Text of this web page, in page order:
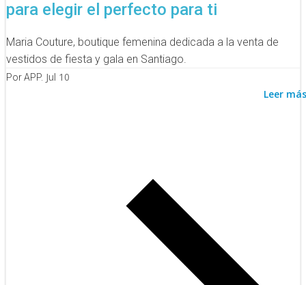
para elegir el perfecto para ti
Maria Couture, boutique femenina dedicada a la venta de
vestidos de fiesta y gala en Santiago.
Por APP. Jul 10
Leer más